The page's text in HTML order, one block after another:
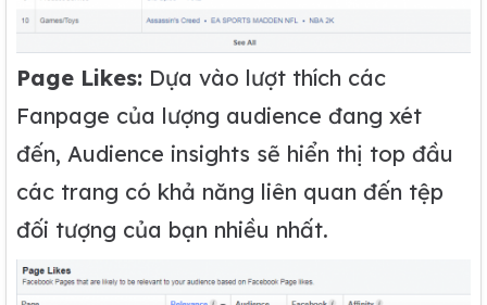
Page Likes: Dựa vào lượt thích các
Fanpage của lượng audience đang xét
đến, Audience insights sẽ hiển thị top đầu
các trang có khả năng liên quan đến tệp
đối tượng của bạn nhiều nhất.